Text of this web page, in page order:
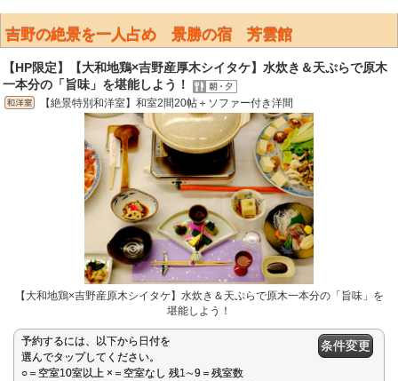
吉野の絶景を一人占め 景勝の宿 芳雲館
【HP限定】【大和地鶏×吉野産厚木シイタケ】水炊き＆天ぷらで原木
一本分の「旨味」を堪能しよう！
【絶景特別和洋室】和室2間20帖＋ソファー付き洋間
【大和地鶏×吉野産原木シイタケ】水炊き＆天ぷらで原木一本分の「旨味」を
堪能しよう！
予約するには、以下から日付を
選んでタップしてください。
○＝空室10室以上 ×＝空室なし 残1∼9＝残室数
条件変更